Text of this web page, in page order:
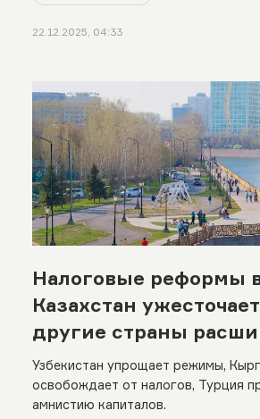
22.12.2025, 04:33
Налоговые реформы
Казахстан
другие страны
льготы
Узбекистан упрощает режимы,
освобождает от налогов, Турция
амнистию капиталов.